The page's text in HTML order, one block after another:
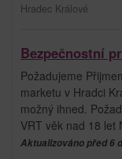
Hradec Králové
Bezpečnostní
Požadujeme
marketu v Hradci
možný ihned.
VRT věk nad 18 let
Aktualizováno před 6